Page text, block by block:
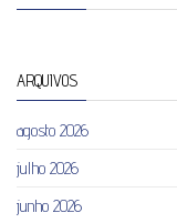
ARQUIVOS
agosto 2026
julho 2026
junho 2026